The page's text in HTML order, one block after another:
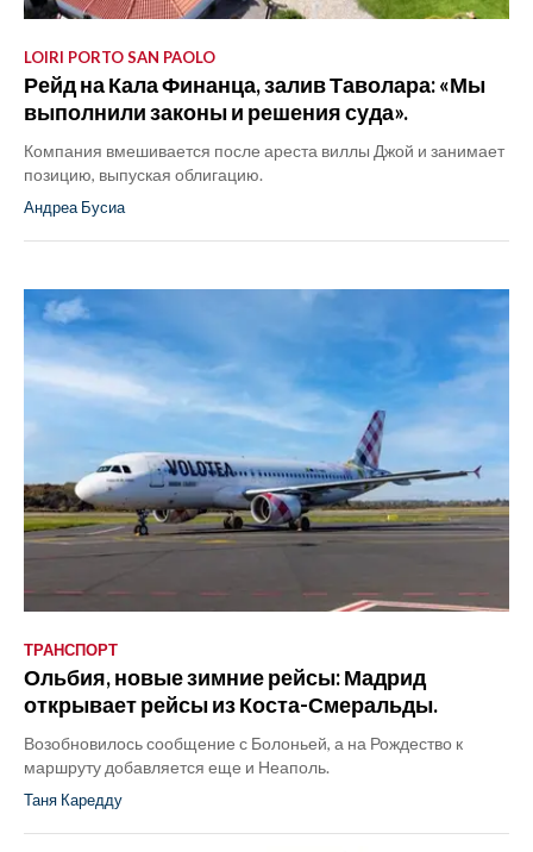
LOIRI PORTO SAN PAOLO
Рейд на Кала Финанца, залив Таволара: «Мы
выполнили законы и решения суда».
Компания вмешивается после ареста виллы Джой и занимает
позицию, выпуская облигацию.
Андреа Бусиа
ТРАНСПОРТ
Ольбия, новые зимние рейсы: Мадрид
открывает рейсы из Коста-Смеральды.
Возобновилось сообщение с Болоньей, а на Рождество к
маршруту добавляется еще и Неаполь.
Таня Каредду